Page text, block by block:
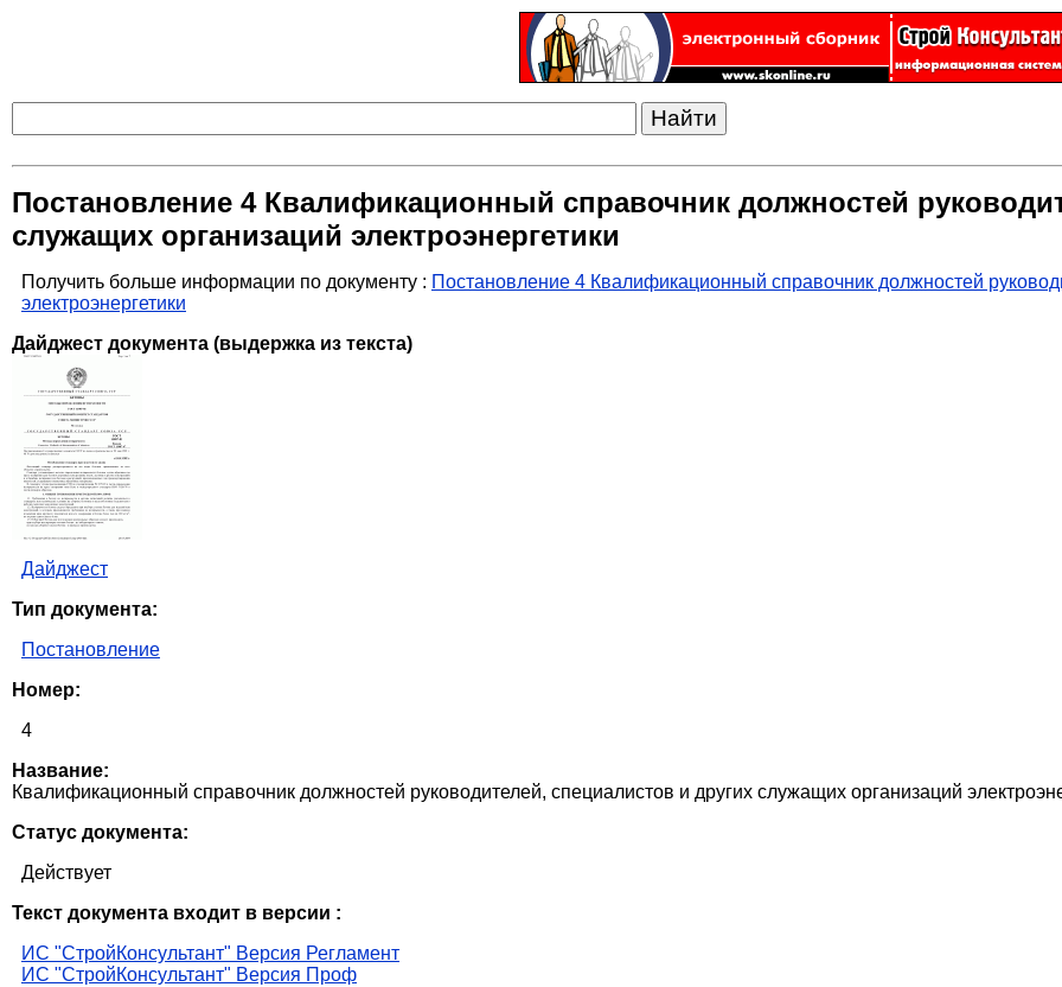
Постановление 4 Квалификационный справочник должностей
служащих организаций электроэнергетики
Получить больше информации по документу : Постановление 4 Квалификационный справочник должностей
электроэнергетики
Дайджест документа (выдержка из текста)
Дайджест
Тип документа:
Постановление
Номер:
4
Название:
Квалификационный справочник должностей руководителей, специалистов и других служащих организаций
Статус документа:
Действует
Текст документа входит в версии :
ИС "СтройКонсультант" Версия Регламент
ИС "СтройКонсультант" Версия Проф